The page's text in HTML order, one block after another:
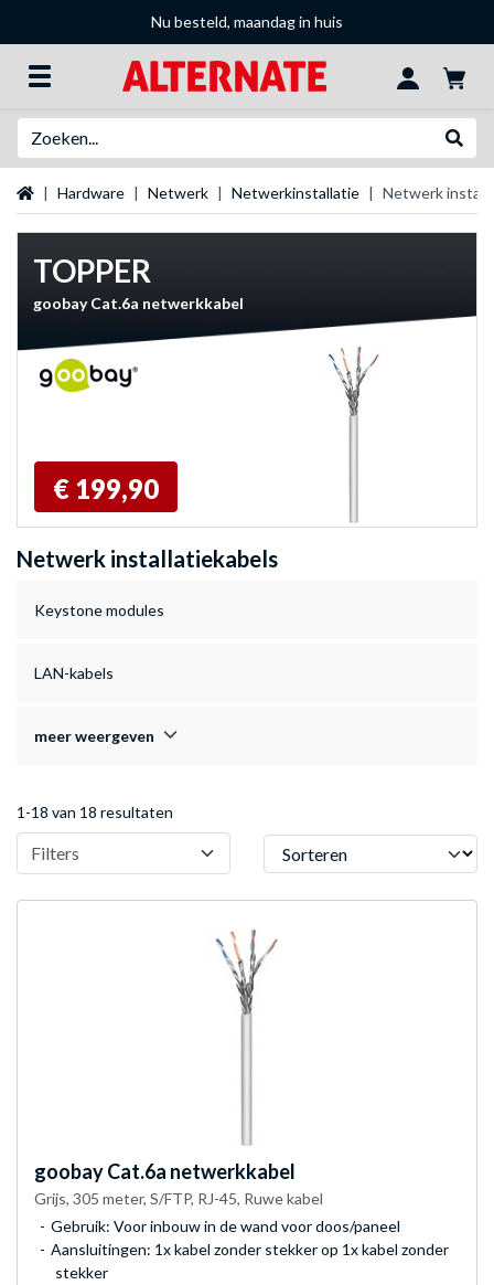
Nu besteld, maandag in huis
Startpagina
Hardware Netwerk Netwerkinstallatie Netwerk
TOPPER
goobay Cat.6a netwerkkabel
€ 199,90
Netwerk installatiekabels
Keystone modules
LAN-kabels
meer weergeven
1-18 van 18 resultaten
Filters Sorteren
goobayCat.6a netwerkkabel
Grijs, 305 meter, S/FTP, RJ-45, Ruwe kabel
Gebruik: Voor inbouw in de wand voor doos/paneel
Aansluitingen: 1x kabel zonder stekker op 1x kabel zonder
stekker